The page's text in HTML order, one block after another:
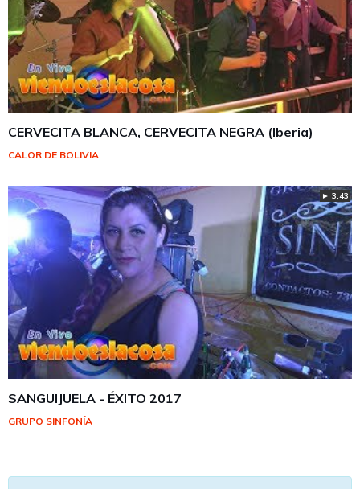
CERVECITA BLANCA, CERVECITA NEGRA (Iberia)
CALOR DE BOLIVIA
► 3:43
SANGUIJUELA - ÉXITO 2017
GRUPO SINFONÍA